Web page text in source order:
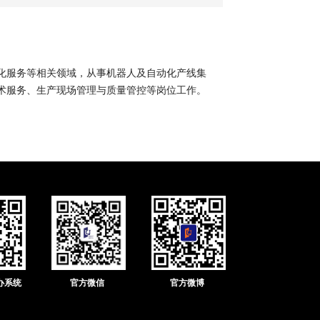
务等相关领域，从事机器人及自动化产线集
务、生产现场管理与质量管控等岗位工作。
系统 官方微信 官方微博